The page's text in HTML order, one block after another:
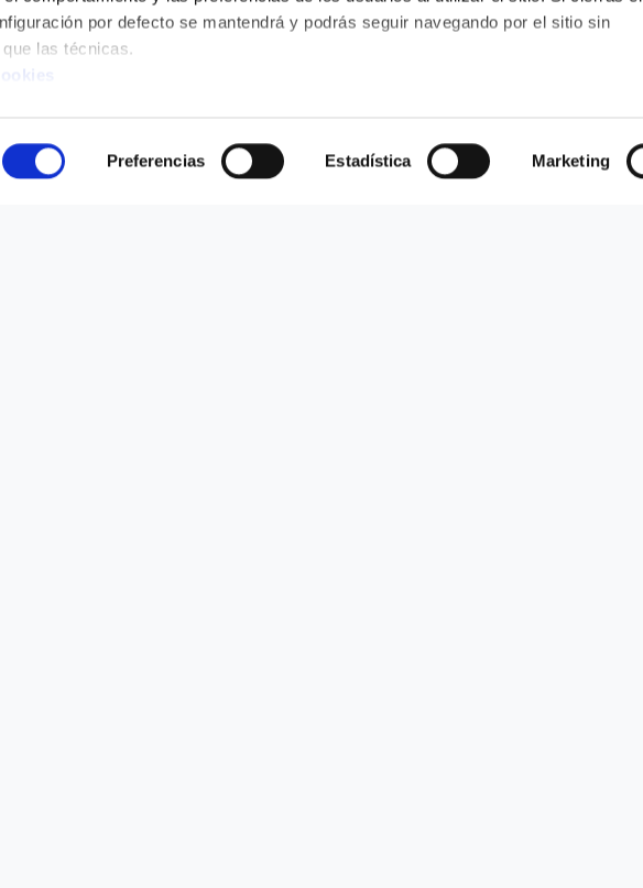
por defecto se mantendrá y podrás seguir navegando por el sitio sin
las técnicas.
Preferencias Estadística Marketing